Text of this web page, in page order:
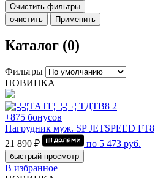
Очистить фильтры
очистить
Применить
Каталог (0)
Фильтры
НОВИНКА
+875 бонусов
Нагрудник муж. SP JETSPEED FT8
21 890 ₽
по 5 473 руб.
быстрый просмотр
В избранное